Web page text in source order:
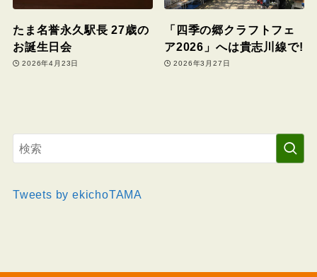
たま名誉永久駅長 27歳の
お誕生日会
2026年4月23日
「四季の郷クラフトフェ
ア2026」へは貴志川線で!
2026年3月27日
Tweets by ekichoTAMA